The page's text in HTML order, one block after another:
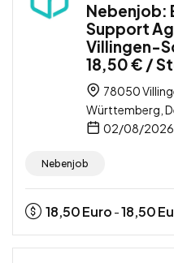
Nebenjob:
Support
Villingen-
18,50 € /
78050
Württemberg,
02/08/2026
Nebenjob
18,50Euro -18,50